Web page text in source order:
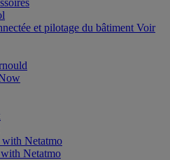
et pilotage du bâtiment Voir
Netatmo
Netatmo